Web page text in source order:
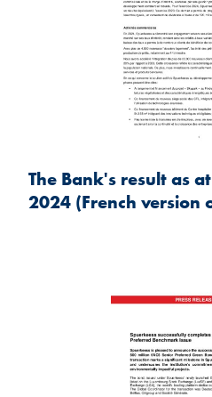
The Bank's result as
2024 (French version